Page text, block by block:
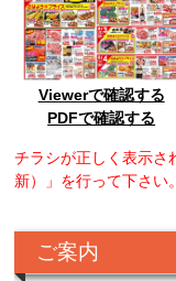
Viewerで確認する
PDFで確認する
チラシが正しく表示さ
新）」を行って下さい。
ご案内